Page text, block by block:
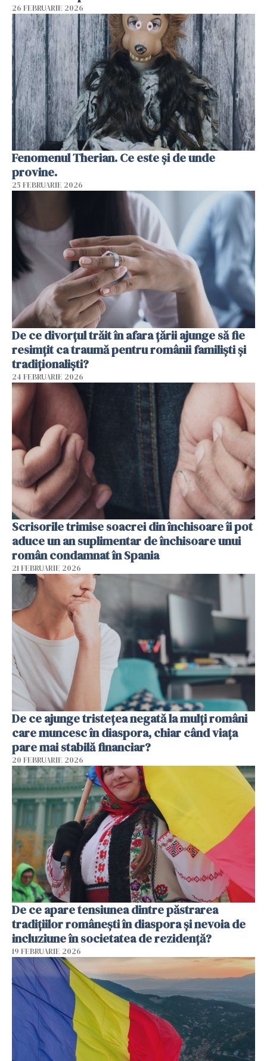
26 FEBRUARIE 2026
Fenomenul Therian. Ce este și de unde
provine.
25 FEBRUARIE 2026
De ce divorțul trăit în afara țării ajunge să fie
resimțit ca traumă pentru românii familiști și
tradiționaliști?
24 FEBRUARIE 2026
Scrisorile trimise soacrei din închisoare îi pot
aduce un an suplimentar de închisoare unui
român condamnat în Spania
21 FEBRUARIE 2026
De ce ajunge tristețea negată la mulți români
care muncesc în diaspora, chiar când viața
pare mai stabilă financiar?
20 FEBRUARIE 2026
De ce apare tensiunea dintre păstrarea
tradițiilor românești în diaspora și nevoia de
incluziune în societatea de rezidență?
19 FEBRUARIE 2026